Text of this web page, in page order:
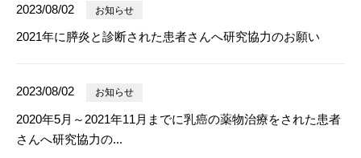
2023/08/02 お知らせ
2021年に膵炎と診断された患者さんへ研究協力のお願い
2023/08/02 お知らせ
2020年5月～2021年11月までに乳癌の薬物治療をされた患者
さんへ研究協力の...